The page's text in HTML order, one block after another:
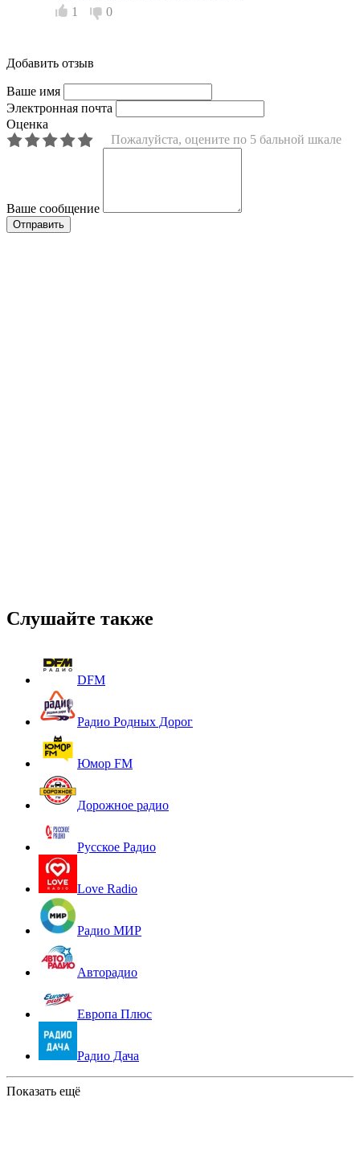
1 0
Добавить отзыв
Ваше имя
Электронная почта
Оценка
Пожалуйста, оцените по 5 бальной шкале
Ваше сообщение
Слушайте также
DFM
Радио Родных Дорог
Юмор FM
Дорожное радио
Русское Радио
Love Radio
Радио МИР
Авторадио
Европа Плюс
Радио Дача
Показать ещё